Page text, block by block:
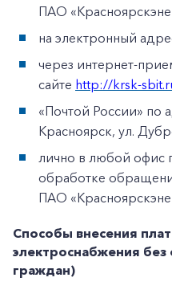
ПАО
на электронный
через интернет-
сайте http://krsk-
«Почтой России» по
Красноярск, ул.
лично в любой офис
обработке
ПАО
Способы внесения
электроснабжения
граждан)